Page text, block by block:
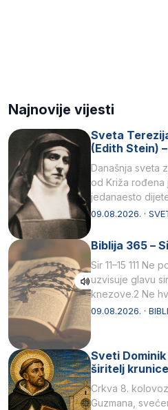
Najnovije vijesti
Sveta
(Edith Stein)
Današnja sveta
od Križa rođena
jedanaesto
listopada 1891,
09.08.2026. ·
Biblija 365 –
Sir 11–15 111
uzvisuje glavu
knezove.2 Ne
njegovui…
09.08.2026. ·
Sveti
širitelj krunice
Crkva 8.
Guzmana,